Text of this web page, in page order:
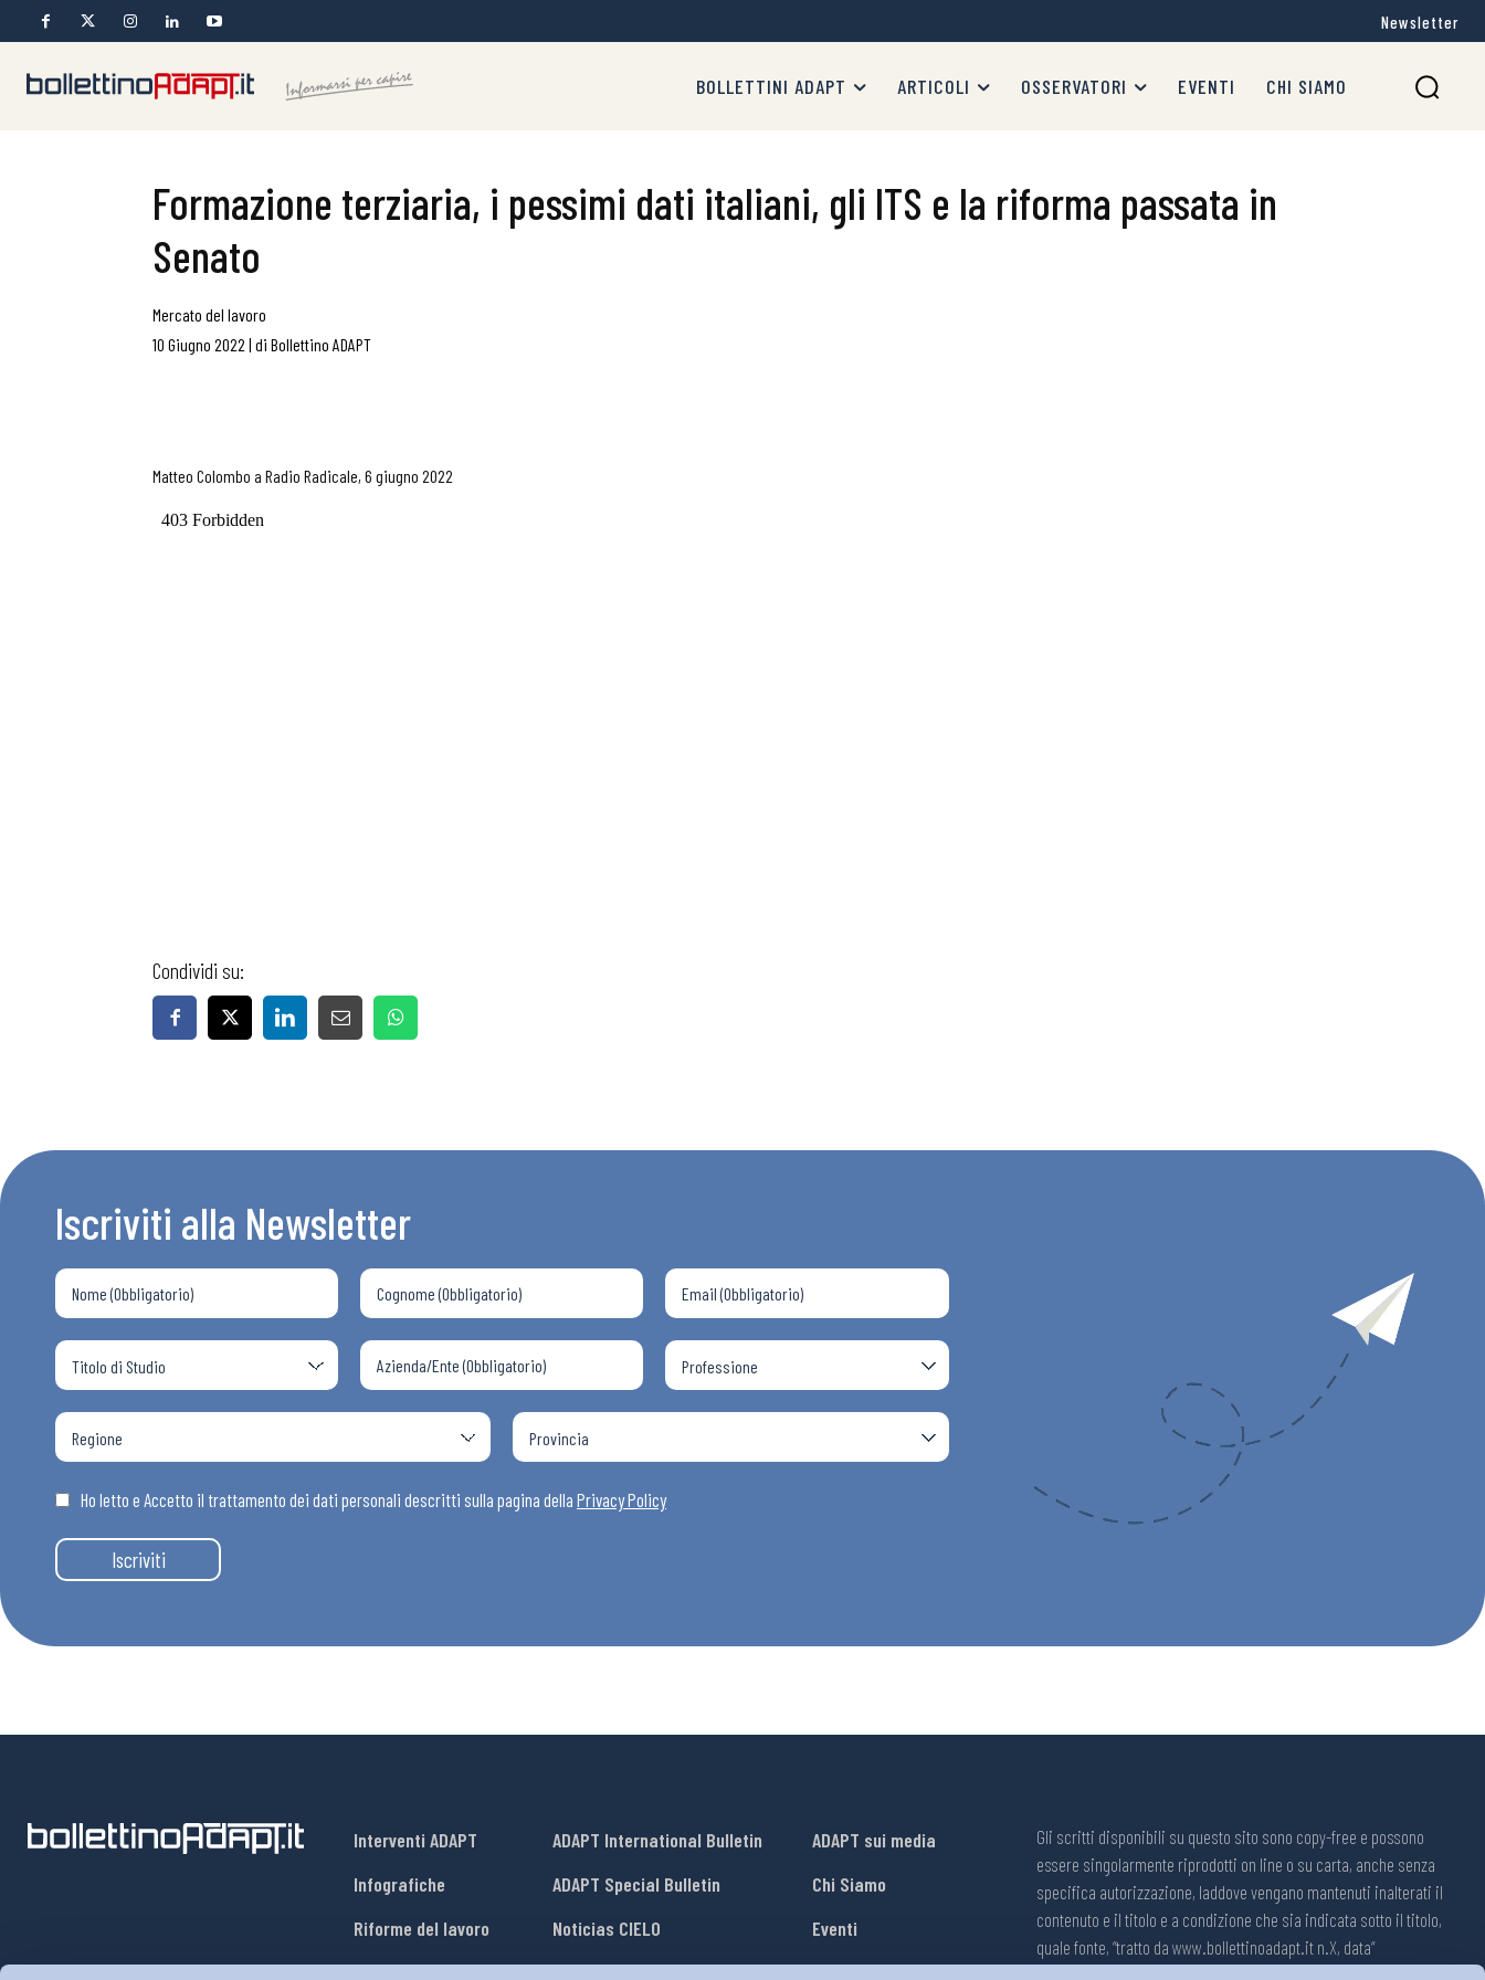
Articoli
Eventi
Chi Siamo
Newsletter
BOLLETTINI ADAPT ARTICOLI OSSERVATORI EVENTI CHI SIAMO
Formazione terziaria, i pessimi dati italiani, gli ITS e la riforma passata in
Senato
Mercato del lavoro
10 Giugno 2022 | di Bollettino ADAPT
Matteo Colombo a Radio Radicale, 6 giugno 2022
Condividi su:
Iscriviti alla Newsletter
Ho letto e Accetto il trattamento dei dati personali descritti sulla pagina della Privacy Policy
Iscriviti
Interventi ADAPT
Infografiche
Riforme del lavoro
Mercato del lavoro
ADAPT International Bulletin
ADAPT Special Bulletin
Noticias CIELO
ADAPT sui media
Chi Siamo
Eventi
Lavora con Noi
Gli scritti disponibili su questo sito sono copy-free e possono
essere singolarmente riprodotti on line o su carta, anche senza
specifica autorizzazione, laddove vengano mantenuti inalterati il
contenuto e il titolo e a condizione che sia indicata sotto il titolo,
quale fonte, “tratto da www.bollettinoadapt.it n.X, data“